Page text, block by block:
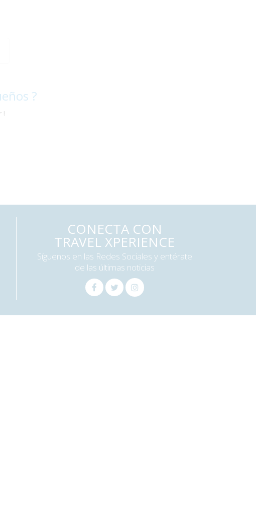
?
!
CONECTA CON
TRAVEL XPERIENCE
Síguenos en las Redes Sociales y entérate
de las últimas noticias